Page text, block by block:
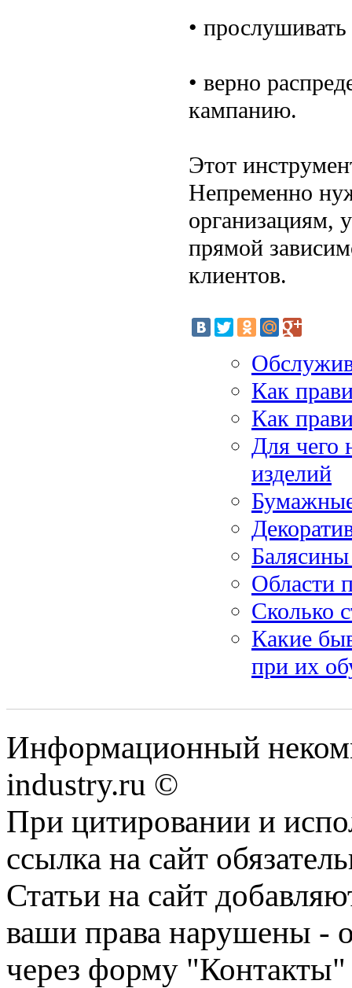
•
• верно
кампанию.
Этот
Непременно
организациям,
прямой
клиентов.
Как
Как
Для чего
изделий
Области
Сколько
Какие
при их
Информационный
industry.ru ©
При цитировании и
ссылка на сайт
Статьи на сайт
ваши права нарушены -
через форму "Контакты"